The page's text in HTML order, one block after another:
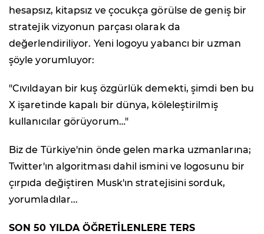
hesapsız, kitapsız ve çocukça görülse de geniş bir
stratejik vizyonun parçası olarak da
değerlendiriliyor. Yeni logoyu yabancı bir uzman
şöyle yorumluyor:
"Cıvıldayan bir kuş özgürlük demekti, şimdi ben bu
X işaretinde kapalı bir dünya, köleleştirilmiş
kullanıcılar görüyorum…"
Biz de Türkiye'nin önde gelen marka uzmanlarına;
Twitter'ın algoritması dahil ismini ve logosunu bir
çırpıda değiştiren Musk'ın stratejisini sorduk,
yorumladılar...
SON 50 YILDA ÖĞRETİLENLERE TERS